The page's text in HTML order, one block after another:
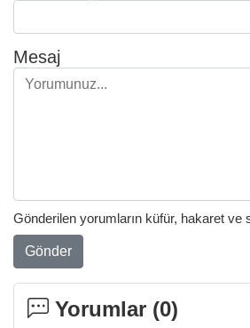
Mesaj
Gönderilen yorumların küfür, hakaret ve
Gönder
Yorumlar (0)